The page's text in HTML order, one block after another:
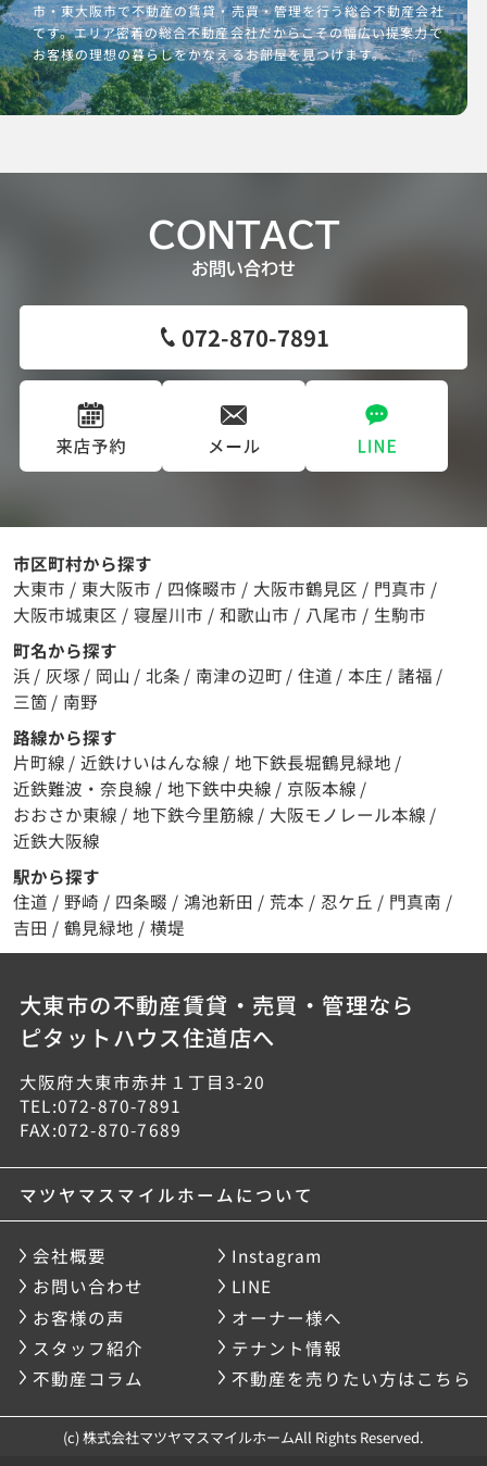
市・東大阪市で不動産の賃貸・売買・管理を行う総合不動産会社
です。エリア密着の総合不動産会社だからこその幅広い提案力で
お客様の理想の暮らしをかなえるお部屋を見つけます。
CONTACT
お問い合わせ
072-870-7891
市区町村から探す
大東市 / 東大阪市 / 四條畷市 / 大阪市鶴見区 / 門真市 /
大阪市城東区 / 寝屋川市 / 和歌山市 / 八尾市 / 生駒市
町名から探す
浜 / 灰塚 / 岡山 / 北条 / 南津の辺町 / 住道 / 本庄 / 諸福 /
三箇 / 南野
路線から探す
片町線 / 近鉄けいはんな線 / 地下鉄長堀鶴見緑地 /
近鉄難波・奈良線 / 地下鉄中央線 / 京阪本線 /
おおさか東線 / 地下鉄今里筋線 / 大阪モノレール本線 /
近鉄大阪線
駅から探す
住道 / 野崎 / 四条畷 / 鴻池新田 / 荒本 / 忍ケ丘 / 門真南 /
吉田 / 鶴見緑地 / 横堤
大東市の不動産賃貸・売買・管理なら
ピタットハウス住道店へ
大阪府大東市赤井１丁目3-20
TEL:072-870-7891
FAX:072-870-7689
マツヤマスマイルホームについて
会社概要
Instagram
お問い合わせ
LINE
お客様の声
オーナー様へ
スタッフ紹介
テナント情報
不動産コラム
不動産を売りたい方はこちら
(c) 株式会社マツヤマスマイルホームAll Rights Reserved.